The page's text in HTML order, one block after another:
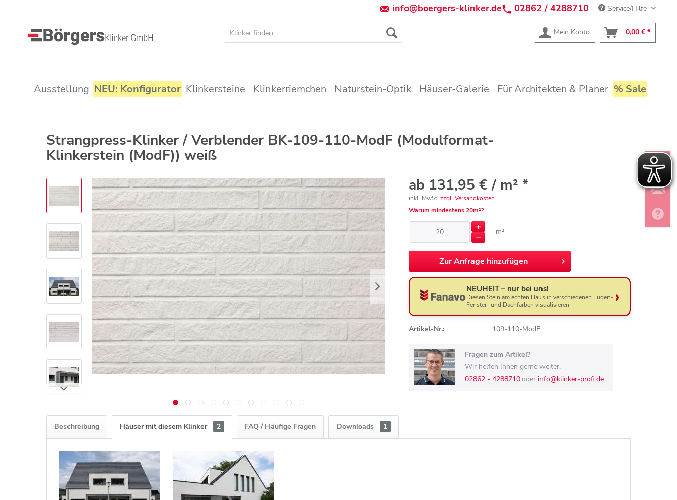
info@boergers-klinker.de 02862 / 4288710 Service/Hilfe
Mein Konto 0,00 € *
Ausstellung NEU: Konfigurator Klinkersteine Klinkerriemchen Naturstein-Optik Häuser-Galerie Für Architekten & Planer % Sale
Strangpress-Klinker / Verblender BK-109-110-ModF (Modulformat-
Klinkerstein (ModF)) weiß
ab 131,95 € / m² *
inkl. MwSt.zzgl. Versandkosten
Warum mindestens 20m²?
m²
ZurAnfrage hinzufügen
NEUHEIT – nur bei uns!
Diesen Stein am echten Haus in verschiedenen Fugen-,
Fenster- und Dachfarben visualisieren
Artikel-Nr.: 109-110-ModF
Fragen zum Artikel?
Wir helfen Ihnen gerne weiter.
02862 - 4288710oder info@klinker-profi.de
Beschreibung Häuser mit diesem Klinker 2 FAQ / Häufige Fragen Downloads 1